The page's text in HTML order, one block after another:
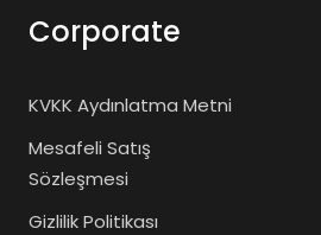
Corporate
KVKK Aydınlatma Metni
Mesafeli Satış
Sözleşmesi
Gizlilik Politikası